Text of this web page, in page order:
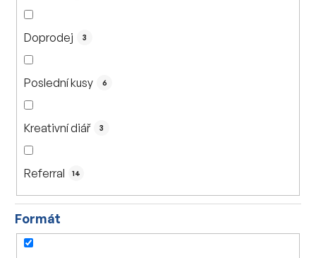
Doprodej 3
Poslední kusy 6
Kreativní diář 3
Referral 14
Formát